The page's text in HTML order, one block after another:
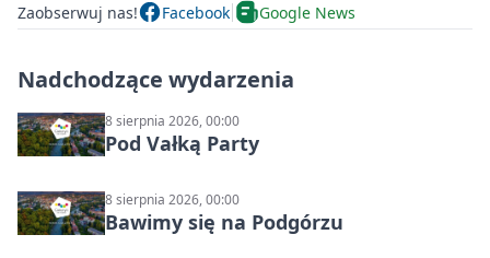
Zaobserwuj nas! Facebook Google News
Nadchodzące wydarzenia
8 sierpnia 2026, 00:00
Pod Vałką Party
8 sierpnia 2026, 00:00
Bawimy się na Podgórzu